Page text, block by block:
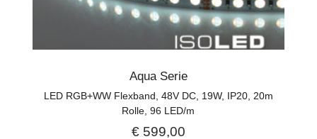
Aqua Serie
LED RGB+WW Flexband, 48V DC, 19W, IP20, 20m
Rolle, 96 LED/m
€599,00